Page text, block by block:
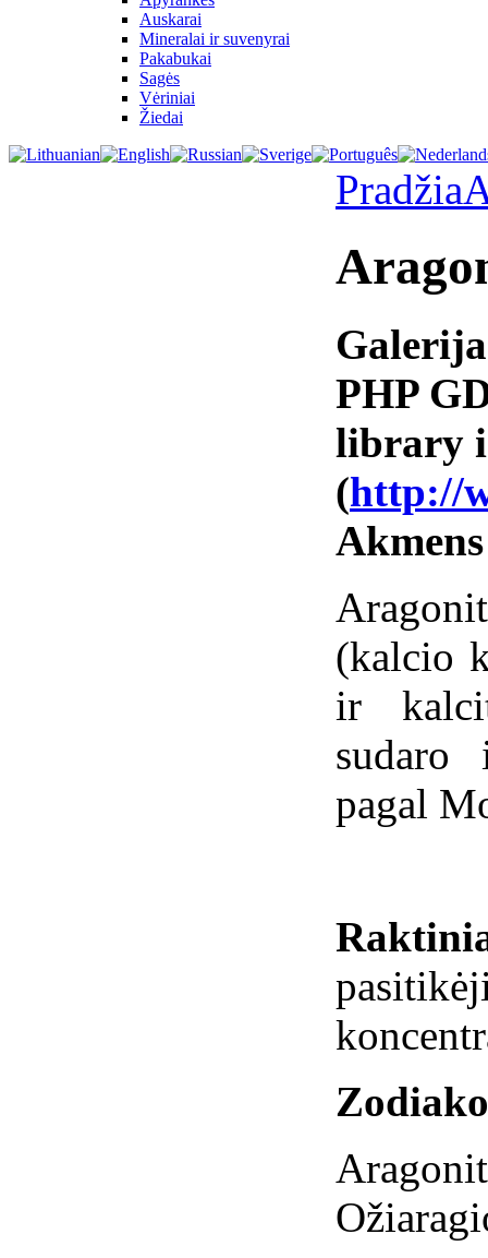
Auskarai
Mineralai ir suvenyrai
Pakabukai
Sagės
Vėriniai
Žiedai
Pradžia
Galerija
PHP
library
(http://
(kalcio
ir
sudaro
pagal